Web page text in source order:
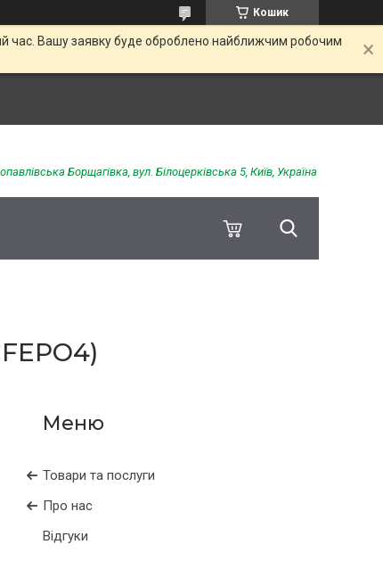
Кошик
час. Вашу заявку буде оброблено найближчим робочим
Борщагівка, вул. Білоцерківська 5, Київ, Україна
Товари та послуги
Про нас
Відгуки